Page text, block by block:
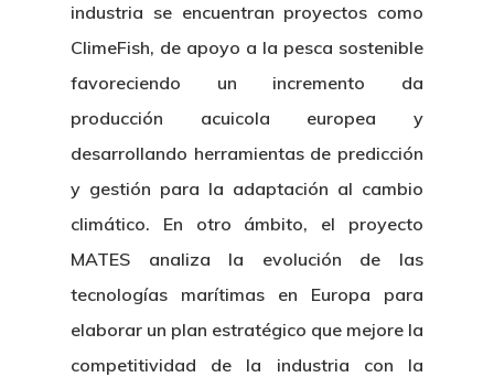
industria se encuentran proyectos como
ClimeFish, de apoyo a la pesca sostenible
favoreciendo un incremento da
producción acuicola europea y
desarrollando herramientas de predicción
y gestión para la adaptación al cambio
climático. En otro ámbito, el proyecto
MATES analiza la evolución de las
tecnologías marítimas en Europa para
elaborar un plan estratégico que mejore la
competitividad de la industria con la